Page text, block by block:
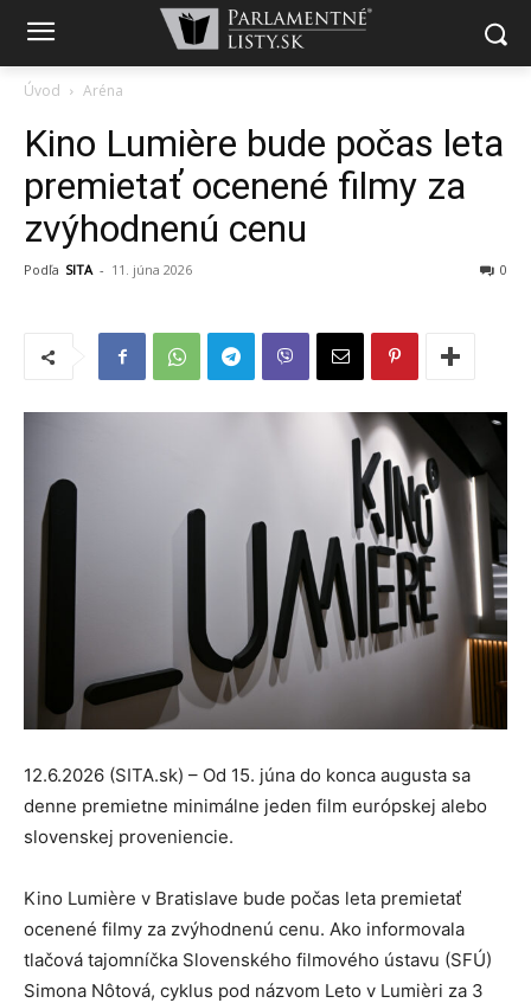
Úvod Aréna
Kino Lumière bude počas leta
premietať ocenené filmy za
zvýhodnenú cenu
Podľa SITA - 11. júna 2026 0
12.6.2026 (SITA.sk) – Od 15. júna do konca augusta sa
denne premietne minimálne jeden film európskej alebo
slovenskej proveniencie.
Kino Lumière v Bratislave bude počas leta premietať
ocenené filmy za zvýhodnenú cenu. Ako informovala
tlačová tajomníčka Slovenského filmového ústavu (SFÚ)
Simona Nôtová, cyklus pod názvom Leto v Lumièri za 3